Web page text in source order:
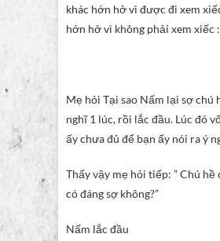
khác hớn hở vì được đi xem
hớn hở vì không phải xem xiếc
Mẹ hỏi Tại sao Nấm lại sợ chú
nghĩ 1 lúc, rồi lắc đầu. Lúc đó
ấy chưa đủ để bạn ấy nói ra ý
Thấy vậy mẹ hỏi tiếp: ” Chú hề
có đáng sợ không?”
Nấm lắc đầu